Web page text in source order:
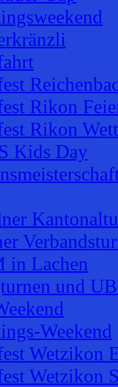
Rikon
Rikon
Kids Day
in Lachen
und
Weekend
Wetzikon
Wetzikon